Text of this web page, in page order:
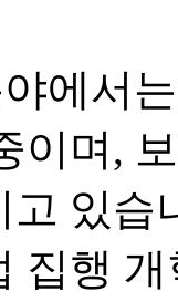
에서
이며,
있습
집행